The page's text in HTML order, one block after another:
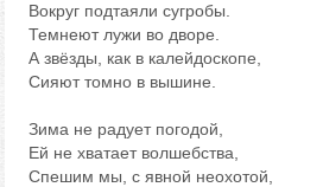
Вокруг подтаяли сугробы.
Темнеют лужи во дворе.
А звёзды, как в калейдоскопе,
Сияют томно в вышине.
Зима не радует погодой,
Ей не хватает волшебства,
Спешим мы, с явной неохотой,